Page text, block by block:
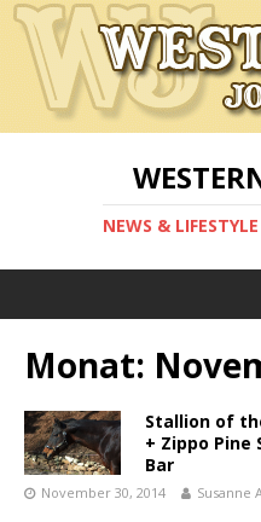
NEWS &
Monat:
Stallion of
+ Zippo Pine
Bar
November 30, 2014 Susanne